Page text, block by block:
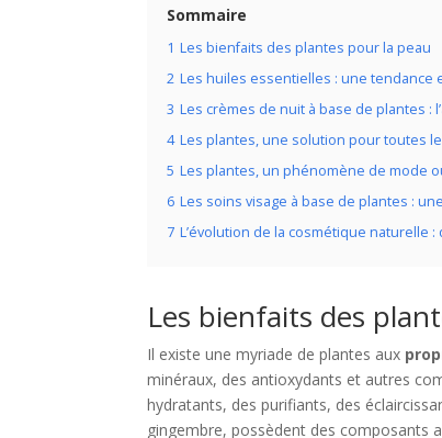
Sommaire
1 Les bienfaits des plantes pour la peau
2 Les huiles essentielles : une tendance
3 Les crèmes de nuit à base de plantes :
4 Les plantes, une solution pour toutes
5 Les plantes, un phénomène de mode
6 Les soins visage à base de plantes :
7 L’évolution de la cosmétique naturelle
Les bienfaits des
Il existe une myriade de plantes aux
minéraux, des antioxydants et autres
hydratants, des purifiants, des
gingembre, possèdent des composants